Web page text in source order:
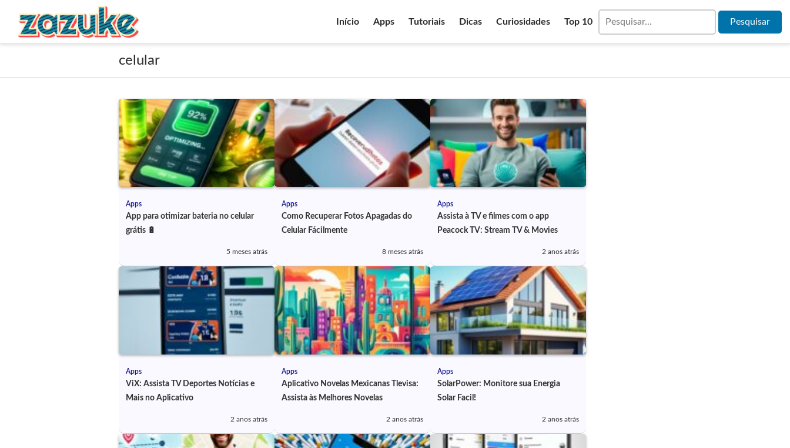
Início Apps Tutoriais Dicas Curiosidades Top 10
celular
Apps
App para otimizar bateria no celular
grátis 🔋
5 meses atrás
Apps
Como Recuperar Fotos Apagadas do
Celular Fácilmente
8 meses atrás
Apps
Assista à TV e filmes com o app
Peacock TV: Stream TV & Movies
2 anos atrás
Apps
ViX: Assista TV Deportes Notícias e
Mais no Aplicativo
2 anos atrás
Apps
Aplicativo Novelas Mexicanas Tlevisa:
Assista às Melhores Novelas
2 anos atrás
Apps
SolarPower: Monitore sua Energia
Solar Facil!
2 anos atrás